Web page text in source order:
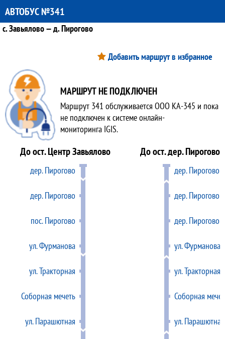
АВТОБУС №341
с. Завьялово — д. Пирогово
Добавить маршрут в избранное
МАРШРУТ НЕ ПОДКЛЮЧЕН
Маршрут 341 обслуживается ООО КА-345 и пока
не подключен к системе онлайн-
мониторинга IGIS.
До ост. Центр Завьялово
дер. Пирогово
дер. Пирогово
пос. Пирогово
ул. Фурманова
ул. Тракторная
Соборная мечеть
ул. Парашютная
До ост. дер. Пирогово
дер. Пирогово
дер. Пирогово
дер. Пирогово
ул. Фурманова
ул. Тракторная
Соборная
ул. Парашютная